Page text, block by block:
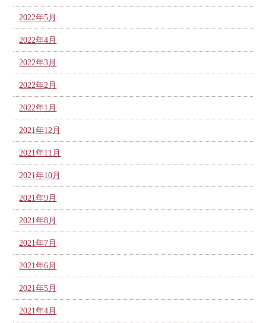
2022年5月
2022年4月
2022年3月
2022年2月
2022年1月
2021年12月
2021年11月
2021年10月
2021年9月
2021年8月
2021年7月
2021年6月
2021年5月
2021年4月